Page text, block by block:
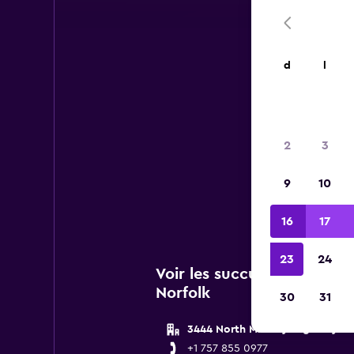
de
Voir les succursales
Norfolk
3444 North Military Highway
+1 757 855 0977
d
2 3
9 10
16 17
23 24
30 31